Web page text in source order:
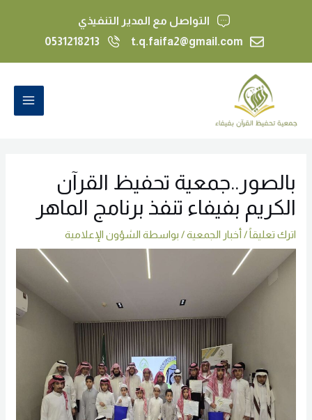
التواصل مع المدير التنفيذي
t.q.faifa2@gmail.com
0531218213
بالصور..جمعية تحفيظ القرآن
الكريم بفيفاء تنفذ برنامج الماهر
اترك تعليقاً/ أخبار الجمعية/ بواسطة الشؤون الإعلامية
navigation